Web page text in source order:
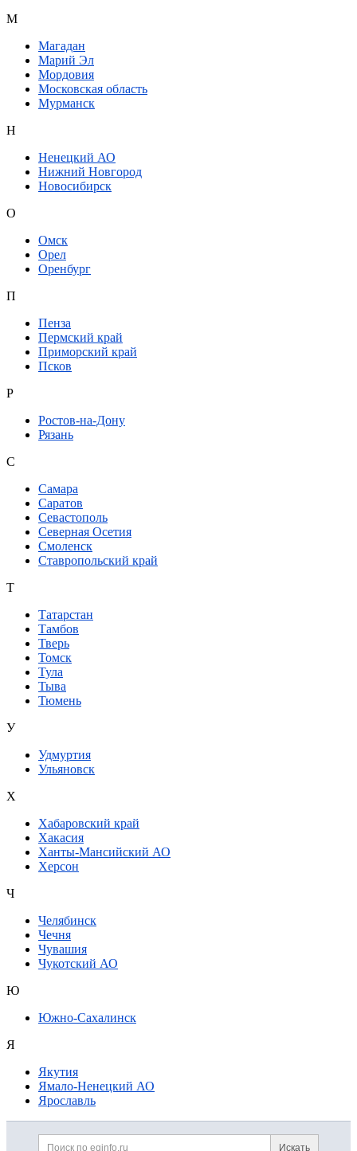
М
Магадан
Марий Эл
Мордовия
Московская область
Мурманск
Н
Ненецкий АО
Нижний Новгород
Новосибирск
О
Омск
Орел
Оренбург
П
Пенза
Пермский край
Приморский край
Псков
Р
Ростов-на-Дону
Рязань
С
Самара
Саратов
Севастополь
Северная Осетия
Смоленск
Ставропольский край
Т
Татарстан
Тамбов
Тверь
Томск
Тула
Тыва
Тюмень
У
Удмуртия
Ульяновск
Х
Хабаровский край
Хакасия
Ханты-Мансийский АО
Херсон
Ч
Челябинск
Чечня
Чувашия
Чукотский АО
Ю
Южно-Сахалинск
Я
Якутия
Ямало-Ненецкий АО
Ярославль
Дополнительная информация
Поиск по сайту и
Искать